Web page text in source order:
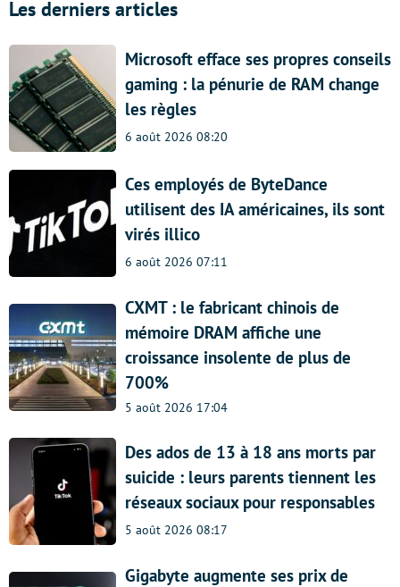
Les derniers articles
Microsoft efface ses propres conseils
gaming : la pénurie de RAM change
les règles
6 août 2026 08:20
Ces employés de ByteDance
utilisent des IA américaines, ils sont
virés illico
6 août 2026 07:11
CXMT : le fabricant chinois de
mémoire DRAM affiche une
croissance insolente de plus de
700%
5 août 2026 17:04
Des ados de 13 à 18 ans morts par
suicide : leurs parents tiennent les
réseaux sociaux pour responsables
5 août 2026 08:17
Gigabyte augmente ses prix de